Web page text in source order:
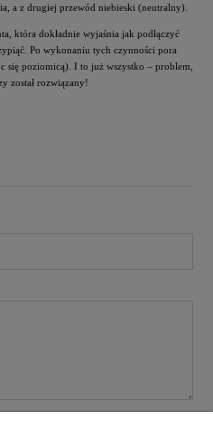
a z drugiej przewód niebieski (neutralny).
która dokładnie wyjaśnia jak podłączyć
Po wykonaniu tych czynności pora
się poziomicą). I to już wszystko – problem,
został rozwiązany!